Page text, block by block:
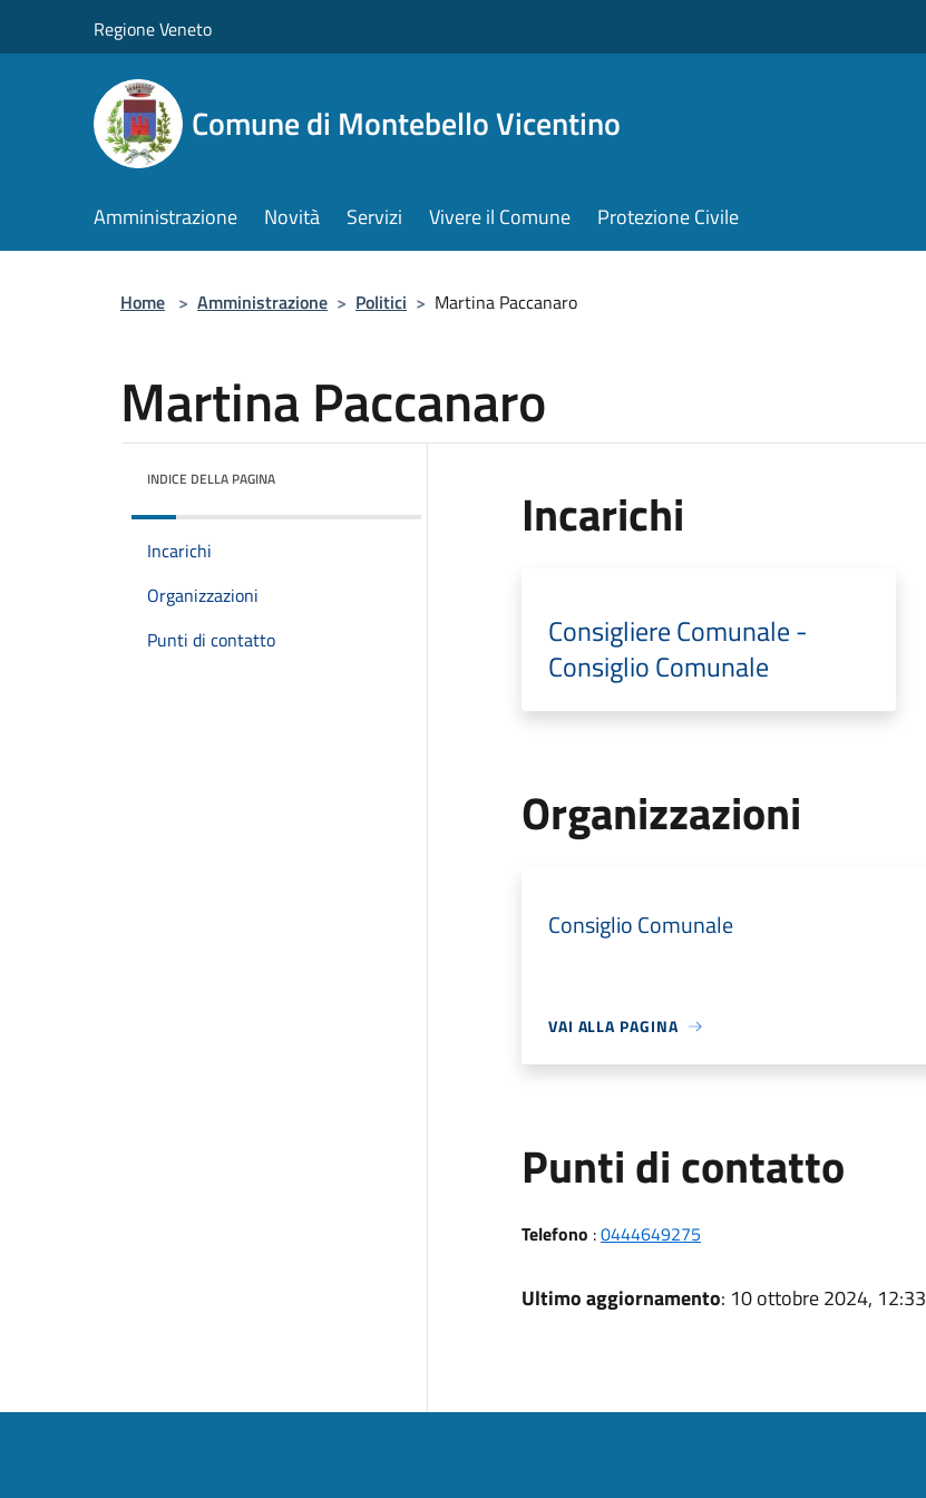
Regione Veneto
Comune di Montebello Vicentino
Amministrazione Novità Servizi Vivere il Comune Protezione Civile
Home > Amministrazione > Politici > Martina Paccanaro
Martina Paccanaro
INDICE DELLA PAGINA
Incarichi
Organizzazioni
Punti di contatto
Incarichi
Consigliere Comunale -
Consiglio Comunale
Organizzazioni
Consiglio Comunale
VAI ALLA PAGINA
Punti di contatto
Telefono :0444649275
Ultimo aggiornamento: 10 ottobre 2024, 12:33